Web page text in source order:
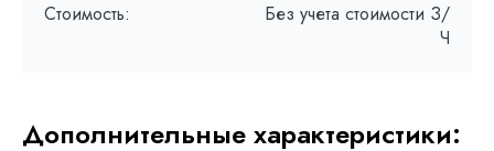
Стоимость:
Без учета стоимости З/
Ч
Дополнительные характеристики: